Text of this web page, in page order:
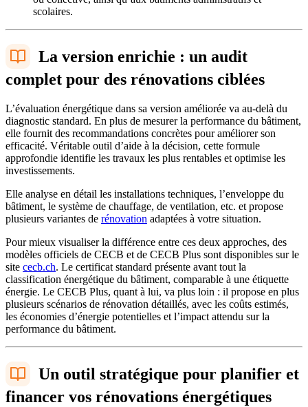
scolaires.
La version enrichie : un audit
complet pour des rénovations ciblées
L’évaluation énergétique dans sa version améliorée va au-delà du
diagnostic standard. En plus de mesurer la performance du bâtiment,
elle fournit des recommandations concrètes pour améliorer son
efficacité. Véritable outil d’aide à la décision, cette formule
approfondie identifie les travaux les plus rentables et optimise les
investissements.
Elle analyse en détail les installations techniques, l’enveloppe du
bâtiment, le système de chauffage, de ventilation, etc. et propose
plusieurs variantes de rénovation adaptées à votre situation.
Pour mieux visualiser la différence entre ces deux approches, des
modèles officiels de CECB et de CECB Plus sont disponibles sur le
site cecb.ch. Le certificat standard présente avant tout la
classification énergétique du bâtiment, comparable à une étiquette
énergie. Le CECB Plus, quant à lui, va plus loin : il propose en plus
plusieurs scénarios de rénovation détaillés, avec les coûts estimés,
les économies d’énergie potentielles et l’impact attendu sur la
performance du bâtiment.
Un outil stratégique pour planifier et
financer vos rénovations énergétiques